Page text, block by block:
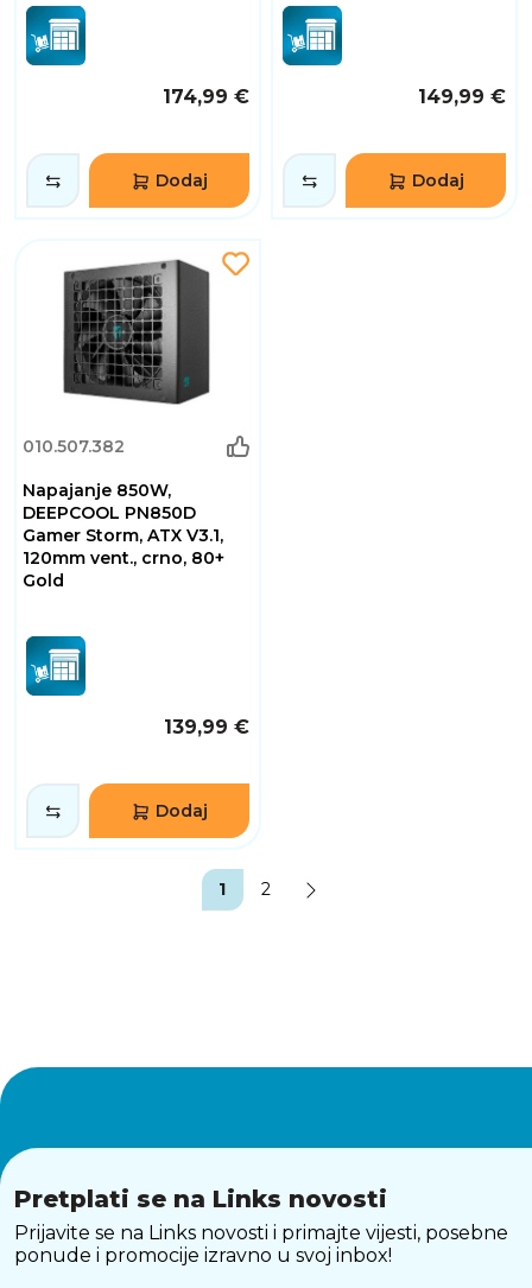
174,99 €
Dodaj
149,99 €
Dodaj
010.507.382
Napajanje 850W,
DEEPCOOL PN850D
Gamer Storm, ATX V3.1,
120mm vent., crno, 80+
Gold
139,99 €
Dodaj
1 2
Pretplati se na Links novosti
Prijavite se na Links novosti i primajte vijesti, posebne
ponude i promocije izravno u svoj inbox!